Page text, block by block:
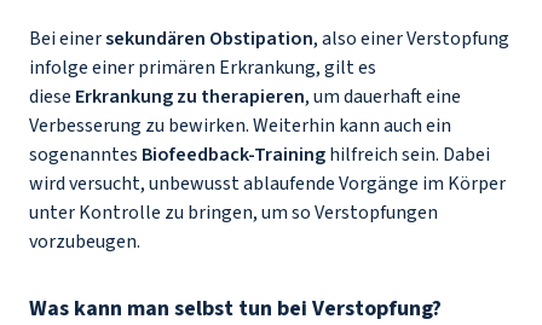
Bei einersekundären Obstipation, also einer Verstopfung
infolge einer primären Erkrankung, gilt es
diese Erkrankung zu therapieren, um dauerhaft eine
Verbesserung zu bewirken. Weiterhin kann auch ein
sogenanntes Biofeedback-Traininghilfreich sein. Dabei
wird versucht, unbewusst ablaufende Vorgänge im Körper
unter Kontrolle zu bringen, um so Verstopfungen
vorzubeugen.
Was kann man selbst tun bei Verstopfung?